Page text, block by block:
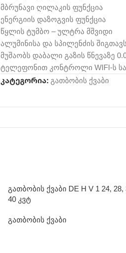
მბრუნავი ღილაკის ფუნქცია
ენერგიის დაზოგვის ფუნქცია
წყლის ტუმბო – ულტრა მშვიდი
ალუმინისა და სპილენძის
მუშაობს დაბალი გაზის წნევაზე
ტელეფონით კონტროლი WIFI-ს
კატეგორია: გათბობის ქვაბი
გათბობის ქვაბი DE H V 1 24, 28,
40 კვტ
გათბობის ქვაბი